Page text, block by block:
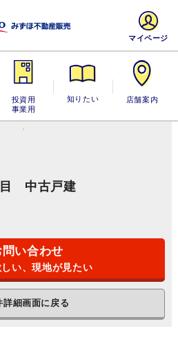
投資用・事業
用
知りたい 店舗案内
マイページ
目 中古戸建
問い合わせ
い、現地が見たい
詳細画面に戻る